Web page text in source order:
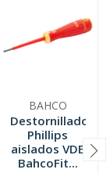
BAHCO
Destornilladores
Phillips
aislados VDE
BahcoFit...